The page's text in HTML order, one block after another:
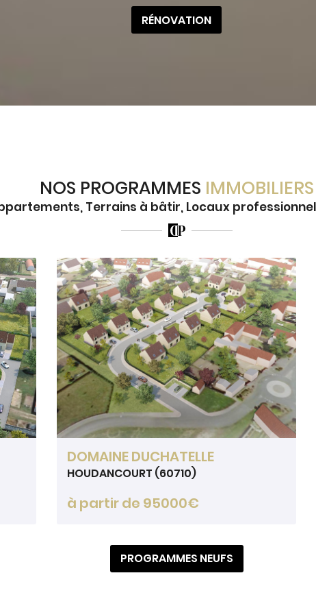
RÉNOVATION
NOS PROGRAMMES IMMOBILIERS
Terrains à bâtir, Locaux
DOMAINE DUCHATELLE
HOUDANCOURT (60710)
à partir de 95000€
PROGRAMMES NEUFS